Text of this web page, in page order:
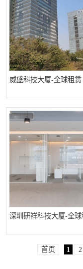
威盛科技大厦-全球租赁
深圳研祥科技大厦-全球
首页 1 2